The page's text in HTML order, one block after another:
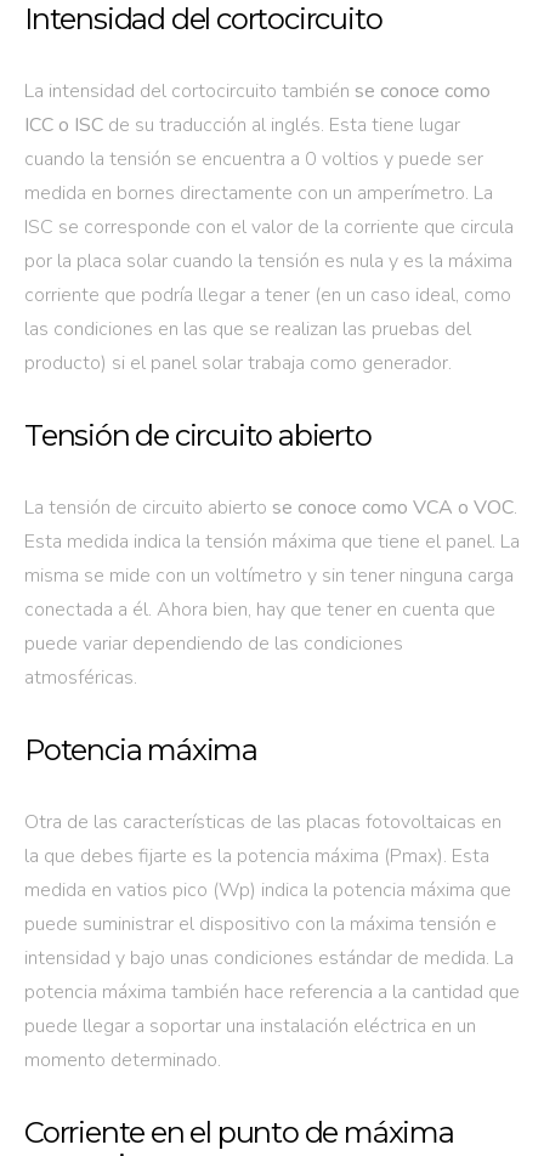
Intensidad del cortocircuito
La intensidad del cortocircuito también se conoce como
ICC o ISC de su traducción al inglés. Esta tiene lugar
cuando la tensión se encuentra a 0 voltios y puede ser
medida en bornes directamente con un amperímetro. La
ISC se corresponde con el valor de la corriente que circula
por la placa solar cuando la tensión es nula y es la máxima
corriente que podría llegar a tener (en un caso ideal, como
las condiciones en las que se realizan las pruebas del
producto) si el panel solar trabaja como generador.
Tensión de circuito abierto
La tensión de circuito abierto se conoce como VCA o VOC.
Esta medida indica la tensión máxima que tiene el panel. La
misma se mide con un voltímetro y sin tener ninguna carga
conectada a él. Ahora bien, hay que tener en cuenta que
puede variar dependiendo de las condiciones
atmosféricas.
Potencia máxima
Otra de las características de las placas fotovoltaicas en
la que debes fijarte es la potencia máxima (Pmax). Esta
medida en vatios pico (Wp) indica la potencia máxima que
puede suministrar el dispositivo con la máxima tensión e
intensidad y bajo unas condiciones estándar de medida. La
potencia máxima también hace referencia a la cantidad que
puede llegar a soportar una instalación eléctrica en un
momento determinado.
Corriente en el punto de máxima